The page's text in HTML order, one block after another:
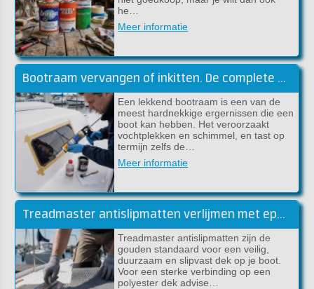
he…
Meer informatie
Bootraam vervangen of inkitten. De complete handleiding (Sika)
Een lekkend bootraam is een van de
meest hardnekkige ergernissen die een
boot kan hebben. Het veroorzaakt
vochtplekken en schimmel, en tast op
termijn zelfs de…
Meer informatie
Treadmaster antislipmatten verlijmen met epoxylijm (handleiding)
Treadmaster antislipmatten zijn de
gouden standaard voor een veilig,
duurzaam en slipvast dek op je boot.
Voor een sterke verbinding op een
polyester dek advise…